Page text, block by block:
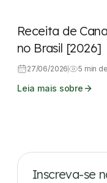
Receita de
no Brasil [2026]
27/06/2026 5 min
Leia mais sobre
Inscreva-se